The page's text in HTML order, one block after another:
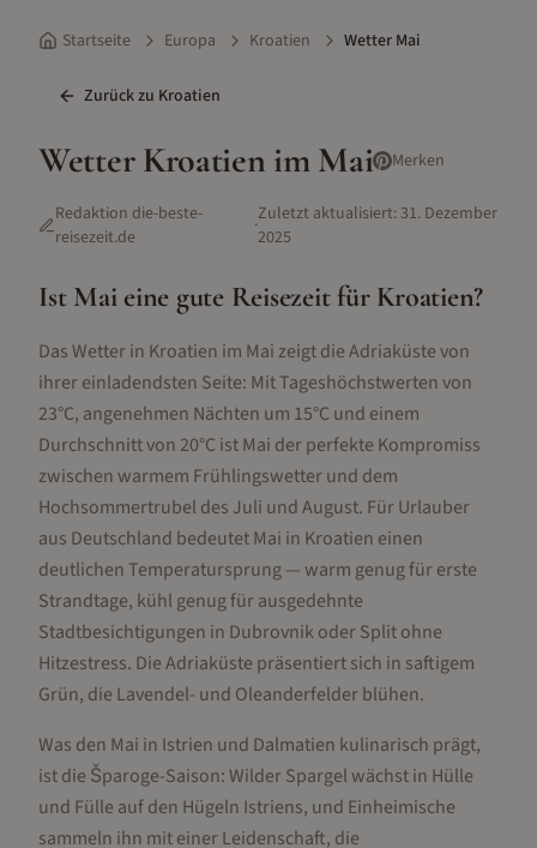
Startseite Europa Kroatien Wetter Mai
Zurück zu Kroatien
WetterKroatien imMai Merken
Redaktion die-beste-
reisezeit.de
·Zuletzt aktualisiert: 31. Dezember
2025
Ist Maieine gute Reisezeit für Kroatien?
Das Wetter in Kroatien im Mai zeigt die Adriaküste von
ihrer einladendsten Seite: Mit Tageshöchstwerten von
23°C, angenehmen Nächten um 15°C und einem
Durchschnitt von 20°C ist Mai der perfekte Kompromiss
zwischen warmem Frühlingswetter und dem
Hochsommertrubel des Juli und August. Für Urlauber
aus Deutschland bedeutet Mai in Kroatien einen
deutlichen Temperatursprung — warm genug für erste
Strandtage, kühl genug für ausgedehnte
Stadtbesichtigungen in Dubrovnik oder Split ohne
Hitzestress. Die Adriaküste präsentiert sich in saftigem
Grün, die Lavendel- und Oleanderfelder blühen.
Was den Mai in Istrien und Dalmatien kulinarisch prägt,
ist die Šparoge-Saison: Wilder Spargel wächst in Hülle
und Fülle auf den Hügeln Istriens, und Einheimische
sammeln ihn mit einer Leidenschaft, die